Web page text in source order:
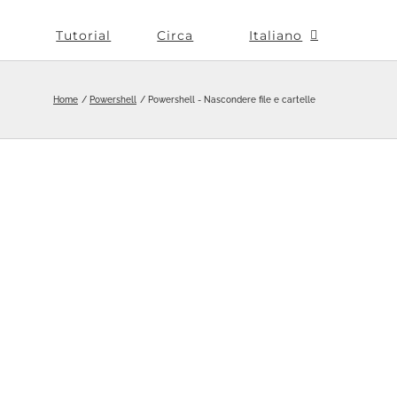
Tutorial Circa Italiano
Home Powershell Powershell - Nascondere file e cartelle